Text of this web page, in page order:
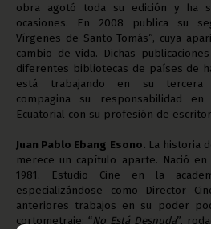
obra agotó toda su edición y ha
ocasiones. En 2008 publica su
Vírgenes de Santo Tomás”, cuya
cambio de vida. Dichas
diferentes bibliotecas de países de
está trabajando en su tercera
compagina su responsabilidad
Ecuatorial con su profesión de
Juan Pablo Ebang Esono. La historia
merece un capítulo aparte. Nació
1981. Estudio Cine en la
especializándose como Director
anteriores trabajos en su poder
cortometraje: “No Está Desnuda”,